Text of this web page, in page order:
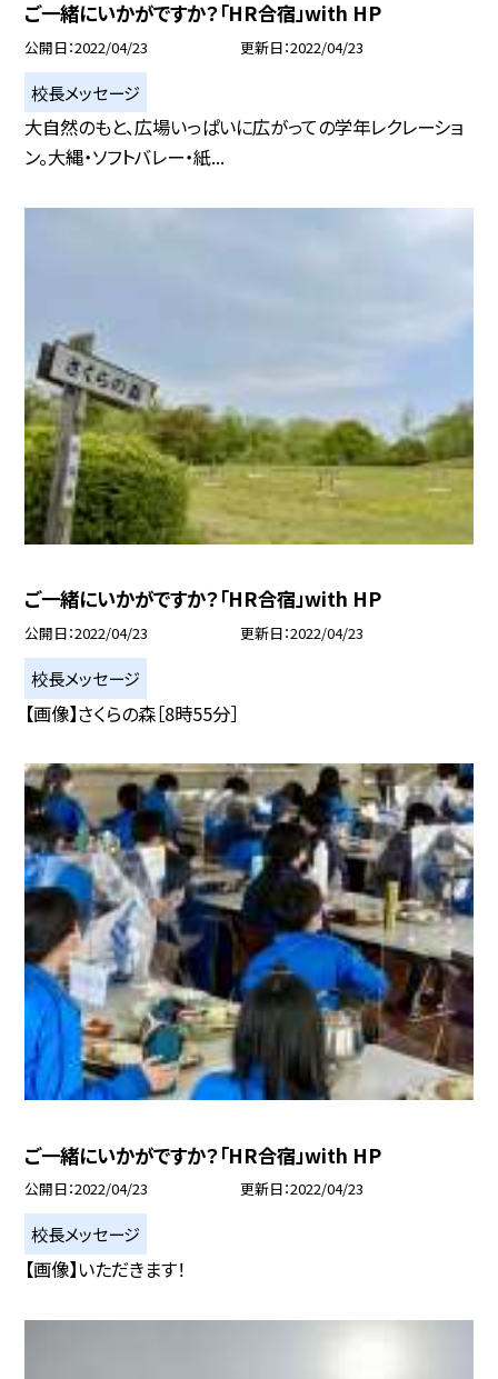
ご一緒にいかがですか？「HR合宿」with HP
公開日 2022/04/23 更新日 2022/04/23
校長メッセージ
大自然のもと、広場いっぱいに広がっての学年レクレーショ
ン。大縄・ソフトバレー・紙...
ご一緒にいかがですか？「HR合宿」with HP
公開日 2022/04/23 更新日 2022/04/23
校長メッセージ
【画像】さくらの森［8時55分］
ご一緒にいかがですか？「HR合宿」with HP
公開日 2022/04/23 更新日 2022/04/23
校長メッセージ
【画像】いただきます！